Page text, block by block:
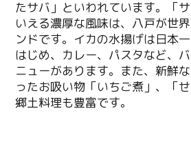
たサバ」といわれています。「
いえる濃厚な風味は、八戸が世
ンドです。イカの水揚げは日本
はじめ、カレー、パスタなど、
ニューがあります。また、新鮮
ったお吸い物「いちご煮」、「
郷土料理も豊富です。